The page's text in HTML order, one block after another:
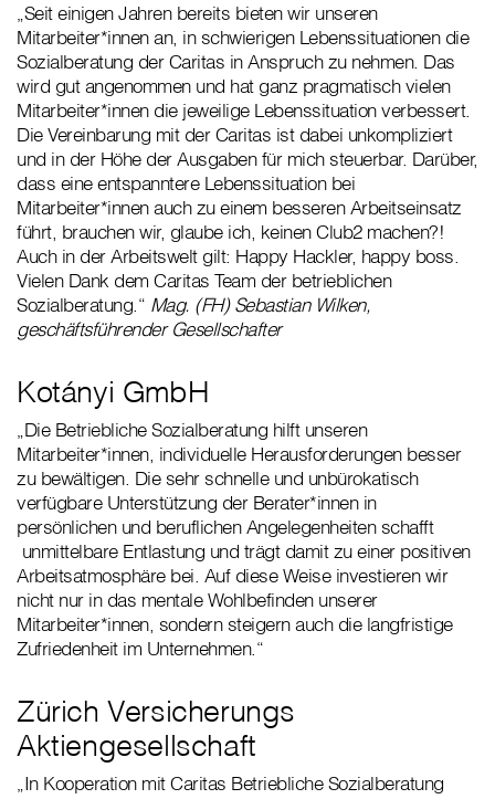
„Seit einigen Jahren bereits bieten wir unseren
Mitarbeiter*innen an, in schwierigen Lebenssituationen die
Sozialberatung der Caritas in Anspruch zu nehmen. Das
wird gut angenommen und hat ganz pragmatisch vielen
Mitarbeiter*innen die jeweilige Lebenssituation verbessert.
Die Vereinbarung mit der Caritas ist dabei unkompliziert
und in der Höhe der Ausgaben für mich steuerbar. Darüber,
dass eine entspanntere Lebenssituation bei
Mitarbeiter*innen auch zu einem besseren Arbeitseinsatz
führt, brauchen wir, glaube ich, keinen Club2 machen?!
Auch in der Arbeitswelt gilt: Happy Hackler, happy boss.
Vielen Dank dem Caritas Team der betrieblichen
Sozialberatung.“ Mag. (FH) Sebastian Wilken,
geschäftsführender Gesellschafter
Kotányi GmbH
„Die Betriebliche Sozialberatung hilft unseren
Mitarbeiter*innen, individuelle Herausforderungen besser
zu bewältigen. Die sehr schnelle und unbürokatisch
verfügbare Unterstützung der Berater*innen in
persönlichen und beruflichen Angelegenheiten schafft
unmittelbare Entlastung und trägt damit zu einer positiven
Arbeitsatmosphäre bei. Auf diese Weise investieren wir
nicht nur in das mentale Wohlbefinden unserer
Mitarbeiter*innen, sondern steigern auch die langfristige
Zufriedenheit im Unternehmen.“
Zürich Versicherungs
Aktiengesellschaft
„In Kooperation mit Caritas Betriebliche Sozialberatung